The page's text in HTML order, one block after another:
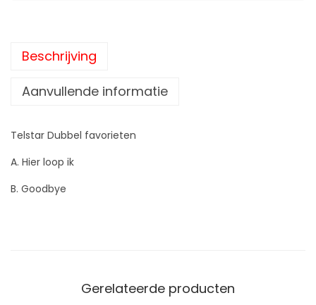
Beschrijving
Aanvullende informatie
Telstar Dubbel favorieten
A. Hier loop ik
B. Goodbye
Gerelateerde producten